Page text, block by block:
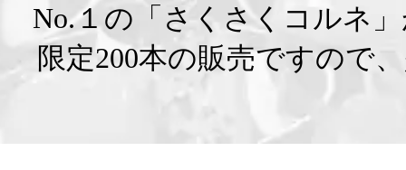
No.１の「さくさくコルネ
限定200本の販売ですので